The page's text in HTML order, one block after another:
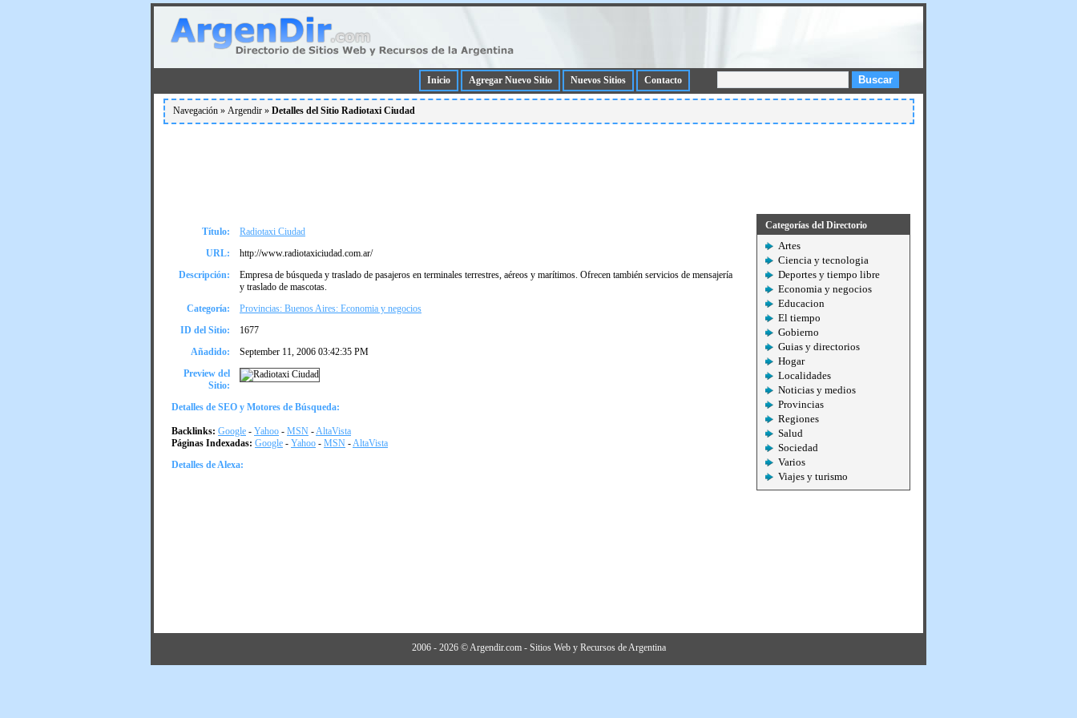
Buscar
Inicio Agregar Nuevo Sitio Nuevos Sitios Contacto
Navegación » Argendir » Detalles del Sitio Radiotaxi Ciudad
Título:
Radiotaxi Ciudad
URL:
http://www.radiotaxiciudad.com.ar/
Descripción:
Empresa de búsqueda y traslado de pasajeros en terminales terrestres, aéreos y marí­timos. Ofrecen también servicios de mensajerí­a
y traslado de mascotas.
Categoría:
Provincias: Buenos Aires: Economia y negocios
ID del Sitio:
1677
Añadido:
September 11, 2006 03:42:35 PM
Preview del
Sitio:
Detalles de SEO y Motores de Búsqueda:
Backlinks: Google - Yahoo - MSN -AltaVista
Páginas Indexadas: Google - Yahoo - MSN -AltaVista
Detalles de Alexa:
Categorías del Directorio
Artes
Ciencia y tecnologia
Deportes y tiempo libre
Economia y negocios
Educacion
El tiempo
Gobierno
Guias y directorios
Hogar
Localidades
Noticias y medios
Provincias
Regiones
Salud
Sociedad
Varios
Viajes y turismo
2006 - 2026 © Argendir.com - Sitios Web y Recursos de Argentina